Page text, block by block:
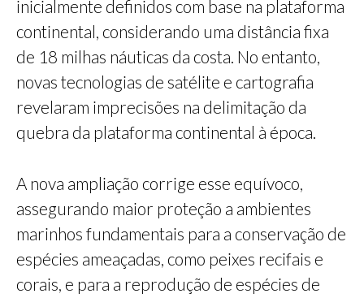
inicialmente definidos com base na plataforma
continental, considerando uma distância fixa
de 18 milhas náuticas da costa. No entanto,
novas tecnologias de satélite e cartografia
revelaram imprecisões na delimitação da
quebra da plataforma continental à época.
A nova ampliação corrige esse equívoco,
assegurando maior proteção a ambientes
marinhos fundamentais para a conservação de
espécies ameaçadas, como peixes recifais e
corais, e para a reprodução de espécies de